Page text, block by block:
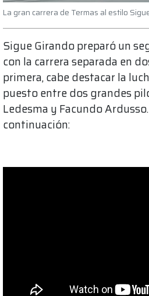
La gran carrera de Termas al estilo
Sigue Girando preparó un
con la carrera separada en
primera, cabe destacar la
puesto entre dos grandes
Ledesma y Facundo
continuación: